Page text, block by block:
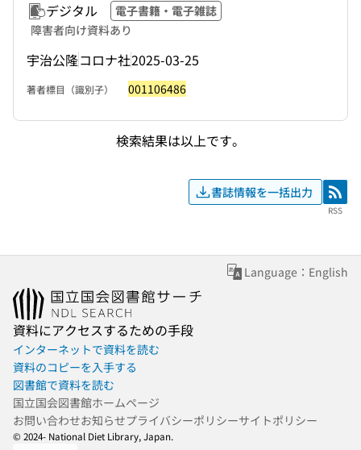
デジタル
電子書籍・電子雑誌
障害者向け資料あり
宇治公隆コロナ社2025-03-25
著者標目（識別子） 001106486
検索結果は以上です。
書誌情報を一括出力 RSS
RSS
Language：English
資料にアクセスするための手段
インターネットで資料を読む
資料のコピーを入手する
図書館で資料を読む
国立国会図書館ホームページ
お問い合わせお知らせプライバシーポリシーサイトポリシー
© 2024- National Diet Library, Japan.